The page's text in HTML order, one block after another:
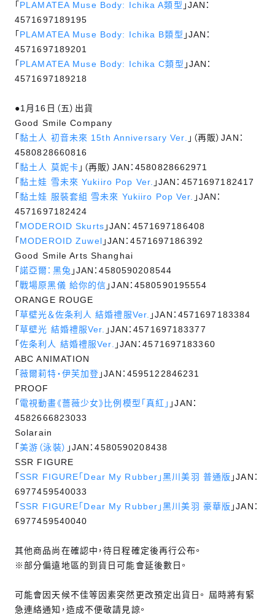
「 PLAMATEA Muse Body: Ichika A類型 」JAN：
4571697189195
「 PLAMATEA Muse Body: Ichika B類型 」JAN：
4571697189201
「 PLAMATEA Muse Body: Ichika C類型 」JAN：
4571697189218
●1月16日（五）出貨
Good Smile Company
「黏土人 初音未來 15th Anniversary Ver. 」（再販）JAN：
4580828660816
「黏土人 莫妮卡 」（再販）JAN：4580828662971
「黏土娃 雪未來 Yukiiro Pop Ver. 」JAN：4571697182417
「黏土娃 服裝套組 雪未來 Yukiiro Pop Ver. 」JAN：
4571697182424
「 MODEROID Skurts 」JAN：4571697186408
「 MODEROID Zuwel 」JAN：4571697186392
Good Smile Arts Shanghai
「諾亞爾：黑兔 」JAN：4580590208544
「 戰場原黑儀 給你的信 」JAN：4580590195554
ORANGE ROUGE
「草壁光＆佐条利人 結婚禮服Ver. 」JAN：4571697183384
「草壁光 結婚禮服Ver. 」JAN：4571697183377
「佐条利人 結婚禮服Ver. 」JAN：4571697183360
ABC ANIMATION
「薇爾莉特‧伊芙加登 」JAN：4595122846231
PROOF
「 電視動畫《薔薇少女》比例模型「真紅」 」JAN：
4582666823033
Solarain
「美游（泳裝） 」JAN：4580590208438
SSR FIGURE
「SSR FIGURE「Dear My Rubber」黑川美羽 普通版 」JAN：
6977459540033
「SSR FIGURE「Dear My Rubber」黑川美羽 豪華版 」JAN：
6977459540040
其他商品尚在確認中，待日程確定後再行公布。
※部分偏遠地區的到貨日可能會延後數日。
可能會因天候不佳等因素突然更改預定出貨日。 屆時將有緊
急連絡通知，造成不便敬請見諒。